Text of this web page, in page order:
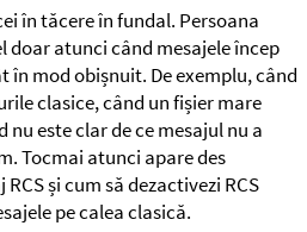
în tăcere în fundal. Persoana
doar atunci când mesajele încep
în mod obișnuit. De exemplu, când
clasice, când un fișier mare
nu este clar de ce mesajul nu a
Tocmai atunci apare des
și cum să dezactivezi RCS
pe calea clasică.